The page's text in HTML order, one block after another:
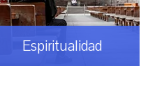
Espiritualidad